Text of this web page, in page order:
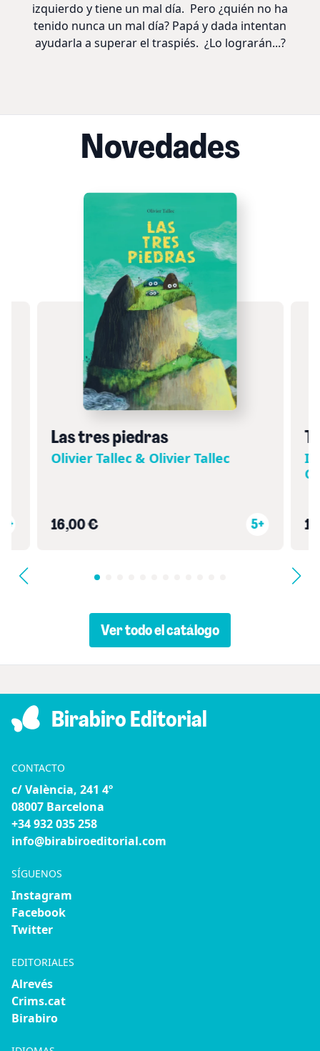
izquierdo y tiene un mal día. Pero ¿quién no ha
tenido nunca un mal día? Papá y dada intentan
ayudarla a superar el traspiés. ¿Lo lograrán...?
Novedades
Las tres piedras
Olivier Tallec & Olivier Tallec
16,00 € 5+
Ver todo el catálogo
Birabiro Editorial
CONTACTO
c/ València, 241 4º
08007 Barcelona
+34 932 035 258
info@birabiroeditorial.com
SÍGUENOS
Instagram
Facebook
Twitter
EDITORIALES
Alrevés
Crims.cat
Birabiro